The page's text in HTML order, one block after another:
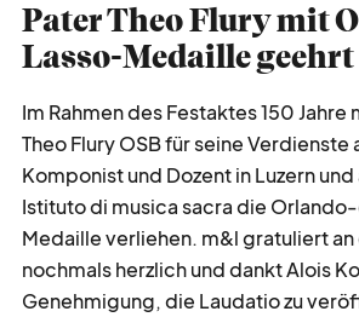
Pater Theo Flury mit
Lasso-Medaille geehrt
Im Rahmen des Festaktes 150 Jahre
Theo Flury OSB für seine Verdienste
Komponist und Dozent in Luzern und
Istituto di musica sacra die
Medaille verliehen. m&l gratuliert
nochmals herzlich und dankt Alois
Genehmigung, die Laudatio zu